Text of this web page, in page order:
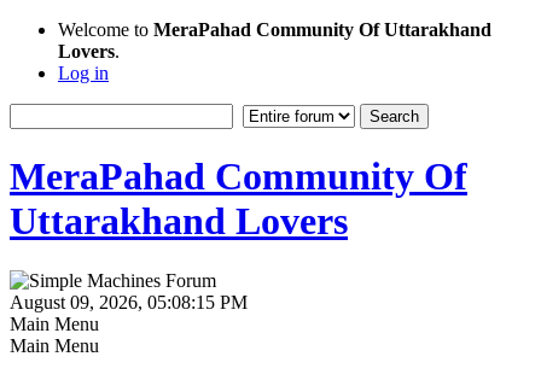
Welcome to MeraPahad Community Of Uttarakhand
Lovers.
Log in
MeraPahad Community Of
Uttarakhand Lovers
August 09, 2026, 05:08:15 PM
Main Menu
Main Menu